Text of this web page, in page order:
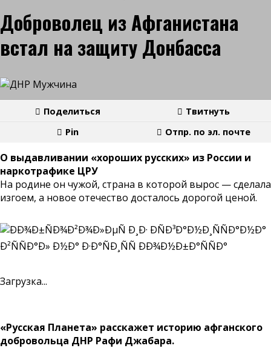
Доброволец из Афганистана
встал на защиту Донбасса
Поделиться
Твитнуть
Pin
Отпр. по эл. почте
О выдавливании «хороших русских» из России и
наркотрафике ЦРУ
На родине он чужой, страна в которой вырос — сделала
изгоем, а новое отечество досталось дорогой ценой.
Загрузка...
«Русская Планета» расскажет историю афганского
добровольца ДНР Рафи Джабара.